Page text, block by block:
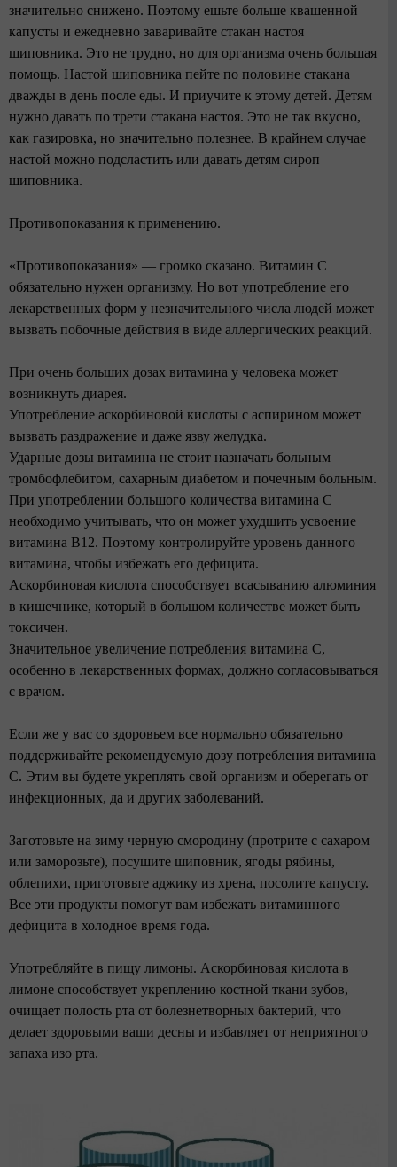
значительно снижено. Поэтому ешьте больше квашенной
капусты и ежедневно заваривайте стакан настоя
шиповника. Это не трудно, но для организма очень большая
помощь. Настой шиповника пейте по половине стакана
дважды в день после еды. И приучите к этому детей. Детям
нужно давать по трети стакана настоя. Это не так вкусно,
как газировка, но значительно полезнее. В крайнем случае
настой можно подсластить или давать детям сироп
шиповника.
Противопоказания к применению.
«Противопоказания» — громко сказано. Витамин С
обязательно нужен организму. Но вот употребление его
лекарственных форм у незначительного числа людей может
вызвать побочные действия в виде аллергических реакций.
При очень больших дозах витамина у человека может
возникнуть диарея.
Употребление аскорбиновой кислоты с аспирином может
вызвать раздражение и даже язву желудка.
Ударные дозы витамина не стоит назначать больным
тромбофлебитом, сахарным диабетом и почечным больным.
При употреблении большого количества витамина С
необходимо учитывать, что он может ухудшить усвоение
витамина В12. Поэтому контролируйте уровень данного
витамина, чтобы избежать его дефицита.
Аскорбиновая кислота способствует всасыванию алюминия
в кишечнике, который в большом количестве может быть
токсичен.
Значительное увеличение потребления витамина С,
особенно в лекарственных формах, должно согласовываться
с врачом.
Если же у вас со здоровьем все нормально обязательно
поддерживайте рекомендуемую дозу потребления витамина
С. Этим вы будете укреплять свой организм и оберегать от
инфекционных, да и других заболеваний.
Заготовьте на зиму черную смородину (протрите с сахаром
или заморозьте), посушите шиповник, ягоды рябины,
облепихи, приготовьте аджику из хрена, посолите капусту.
Все эти продукты помогут вам избежать витаминного
дефицита в холодное время года.
Употребляйте в пищу лимоны. Аскорбиновая кислота в
лимоне способствует укреплению костной ткани зубов,
очищает полость рта от болезнетворных бактерий, что
делает здоровыми ваши десны и избавляет от неприятного
запаха изо рта.